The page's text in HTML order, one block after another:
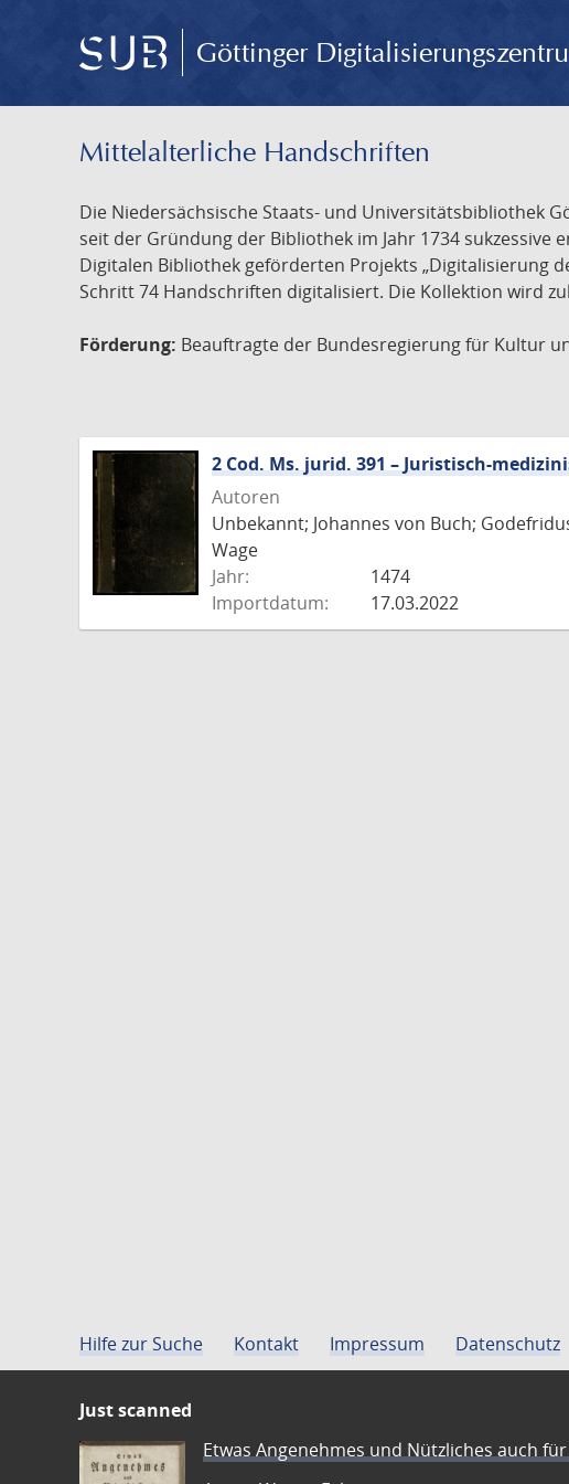
Göttinger
Mittelalterliche Handschriften
Die Niedersächsische Staats- und Universitätsbibliothek
seit der Gründung der Bibliothek im Jahr 1734
Digitalen Bibliothek geförderten Projekts „Digitalisierung
Schritt 74 Handschriften digitalisiert. Die Kollektion wird
Förderung: Beauftragte der Bundesregierung für Kultur
2 Cod. Ms. jurid. 391 – Juristisch-
Autoren
Unbekannt; Johannes von Buch;
Wage
Jahr:
1474
Importdatum:
17.03.2022
Hilfe zur Suche Kontakt Impressum Datenschutz
Just scanned
Etwas Angenehmes und Nützliches auch